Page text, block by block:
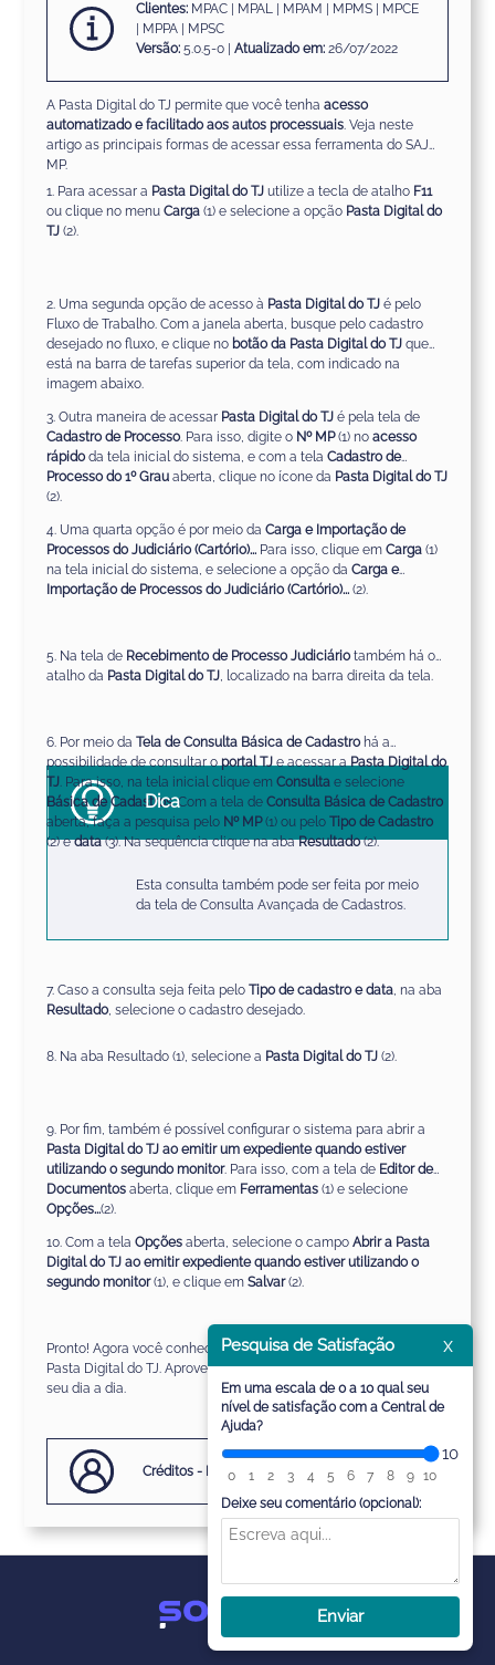
Clientes: MPAC | MPAL | MPAM | MPMS | MPCE
| MPPA | MPSC
Versão: 5.0.5-0 |Atualizado em: 26/07/2022
A Pasta Digital do TJ permite que você tenhaacesso
automatizado e facilitado aos autos processuais. Veja neste
artigo as principais formas de acessar essa ferramenta do SAJ
MP.
1. Para acessar a Pasta Digital do TJ utilize a tecla de atalho F11
ou clique no menuCarga (1) e selecione a opção Pasta Digital do
TJ (2).
2. Uma segunda opção de acesso à Pasta Digital do TJ é pelo
Fluxo de Trabalho. Com a janela aberta, busque pelo cadastro
desejado no fluxo, e clique no botão da Pasta Digital do TJ que
está na barra de tarefas superior da tela, com indicado na
imagem abaixo.
3. Outra maneira de acessar Pasta Digital do TJ é pela tela de
Cadastro de Processo. Para isso, digite o Nº MP(1) noacesso
rápidoda tela inicial do sistema, e com a telaCadastro de
Processo do 1º Grau aberta, clique no ícone da Pasta Digital do TJ
(2).
4. Uma quarta opção é por meio daCarga e Importação de
Processos do Judiciário (Cartório)... Para isso, clique emCarga (1)
na tela inicial do sistema, e selecione a opção daCarga e
Importação de Processos do Judiciário (Cartório)... (2).
5. Na tela de Recebimento de Processo Judiciáriotambém há o
atalho da Pasta Digital do TJ, localizado na barra direita da tela.
6. Por meio daTela de Consulta Básica de Cadastrohá a
possibilidade de consultar oportal TJe acessar aPasta Digital do
TJ. Para isso, na tela inicial clique emConsulta e selecione
Básica de Cadastros. Com a tela deConsulta Básica de Cadastro
aberta, faça a pesquisa pelo Nº MP(1) ou peloTipo de Cadastro
(2) edata(3). Na sequência clique na abaResultado(2).
Dica
Esta consulta também pode ser feita por meio
da tela de Consulta Avançada de Cadastros.
7. Caso a consulta seja feita peloTipo de cadastro e data, na aba
Resultado, selecione o cadastro desejado.
8. Na aba Resultado (1), selecione a Pasta Digital do TJ (2).
9. Por fim, também é possível configurar o sistema para abrir a
Pasta Digital do TJ ao emitir um expediente quando estiver
utilizando o segundo monitor. Para isso, com a tela de Editor de
Documentos aberta, clique em Ferramentas (1) e selecione
Opções...(2).
10. Com a telaOpções aberta, selecione o campoAbrir a Pasta
Digital do TJ ao emitir expediente quando estiver utilizando o
segundo monitor(1), e clique emSalvar(2).
Pronto! Agora você conhece as diferentes formas de acessar a
Pasta Digital do TJ. Aproveite estas possibilidades para facilitar o
seu dia a dia.
Créditos - Equipe SAJ Ministérios Públicos
Pesquisa de Satisfação x
Em uma escala de 0 a 10 qual seu
nível de satisfação com a Central de
Ajuda?
10
0 1 2 3 4 5 6 7 8 9
10
Deixe seu comentário (opcional):
Enviar